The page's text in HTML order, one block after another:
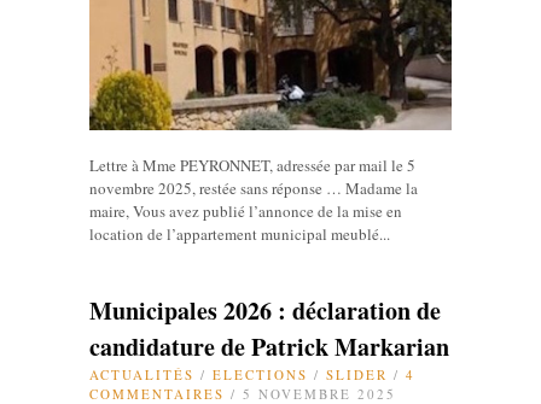
Lettre à Mme PEYRONNET, adressée par mail le 5
novembre 2025, restée sans réponse … Madame la
maire, Vous avez publié l’annonce de la mise en
location de l’appartement municipal meublé...
Municipales 2026 : déclaration de
candidature de Patrick Markarian
ACTUALITÉS / ELECTIONS / SLIDER / 4
COMMENTAIRES / 5 NOVEMBRE 2025